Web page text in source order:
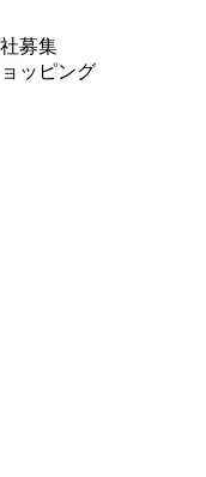
募集
ッピング